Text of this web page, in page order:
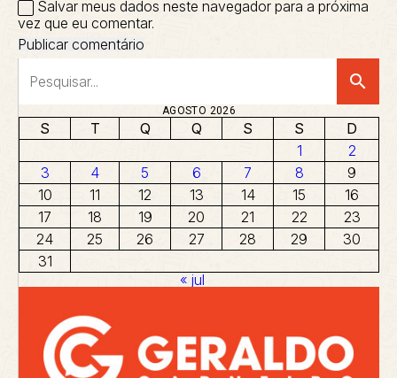
Salvar meus dados neste navegador para a próxima
vez que eu comentar.
search
AGOSTO 2026
S T Q Q S S
D
1
2
3
4 5 6 7 8
9
10
11 12 13 14 15
16
17
18 19 20 21 22
23
24
25 26 27 28 29
30
31
« jul